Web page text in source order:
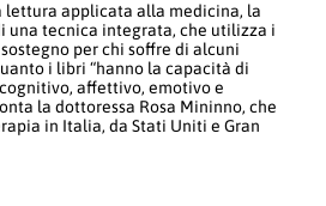
lettura applicata alla medicina, la
una tecnica integrata, che utilizza i
per chi soffre di alcuni
i libri “hanno la capacità di
affettivo, emotivo e
la dottoressa Rosa Mininno, che
in Italia, da Stati Uniti e Gran